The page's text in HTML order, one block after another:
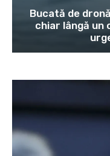
Bucată de
chiar lângă un